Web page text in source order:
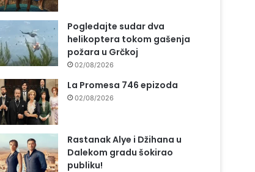
Pogledajte sudar dva
helikoptera tokom gašenja
požara u Grčkoj
02/08/2026
La Promesa 746 epizoda
02/08/2026
Rastanak Alye i Džihana u
Dalekom gradu šokirao
publiku!